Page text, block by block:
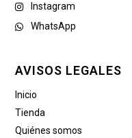
Instagram
WhatsApp
AVISOS LEGALES
Inicio
Tienda
Quiénes somos